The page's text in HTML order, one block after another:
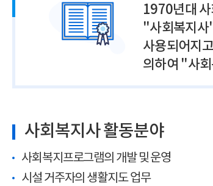
1970년대 사
"사회복지사
사용되어지
의하여 "사
사회복지사 활동분야
사회복지프로그램의 개발 및 운영
시설 거주자의 생활지도 업무